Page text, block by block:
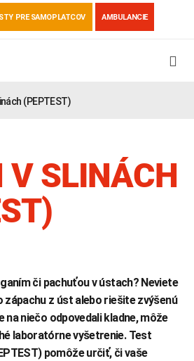
PRE SAMOPLATCOV AMBULANCIE
Kortizol Odberová príručka
Lymská borelióza
(PEPTEST)
V SLINÁCH
či pachuťou v ústach? Neviete
zápachu z úst alebo riešite zvýšenú
niečo odpovedali kladne, môže
laboratórne vyšetrenie. Test
pomôže určiť, či vaše